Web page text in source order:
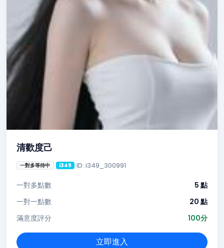
清歡度己
一對多等待中 i349 ID: i349_300991
一對多點數
5 點
一對一點數
20 點
滿意度評分
100分
立即進入